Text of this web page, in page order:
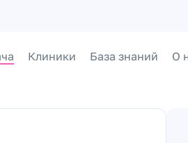
Клиники База знаний О